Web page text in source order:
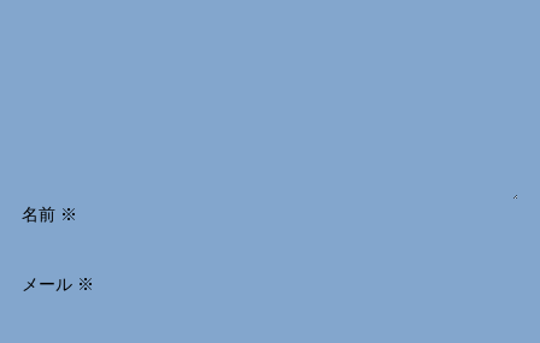
名前 ※
メール ※